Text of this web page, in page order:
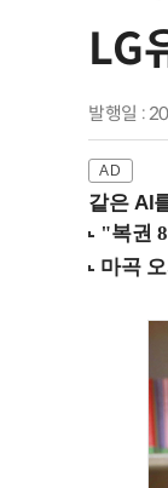
LG
발행일 :
같은 AI